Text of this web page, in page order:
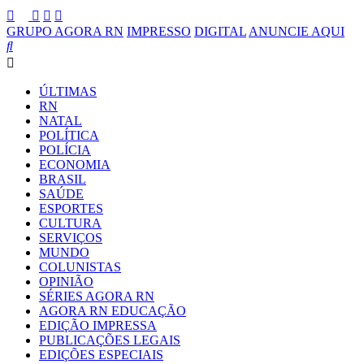
GRUPO AGORA RN IMPRESSO DIGITAL ANUNCIE AQUI
ÚLTIMAS
RN
NATAL
POLÍTICA
POLÍCIA
ECONOMIA
BRASIL
SAÚDE
ESPORTES
CULTURA
SERVIÇOS
MUNDO
COLUNISTAS
OPINIÃO
SÉRIES AGORA RN
AGORA RN EDUCAÇÃO
EDIÇÃO IMPRESSA
PUBLICAÇÕES LEGAIS
EDIÇÕES ESPECIAIS